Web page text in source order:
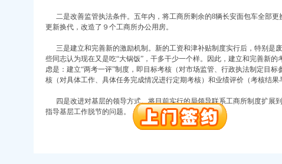
注册）
）
出口权)
万 （增资）
注册）
口权）
二是改善监管执法条件。五年内，将工商所剩余的8辆长安面包车全部更
更新换代，改造了９个工商所办公用房。
三是建立和完善新的激励机制。新的工资和津补贴制度实行后，特别是
些同志认为现在又是吃“大锅饭”，干多干少一个样。因此，建立和完善新
虑是：建立“两考一评”制度，即目标考核（对市场监管、行政执法制定目
核（对具体工作、具体任务完成情况进行定期考核）和业绩评价（考核结果
四是改进对基层的领导方式。将目前实行的局领导联系工商所制度扩展
指导基层工作脱节的问题。（沙坪坝局供稿）